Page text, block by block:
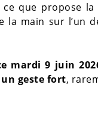
ce que propose
main sur l’un
mardi 9 juin
un geste fort,